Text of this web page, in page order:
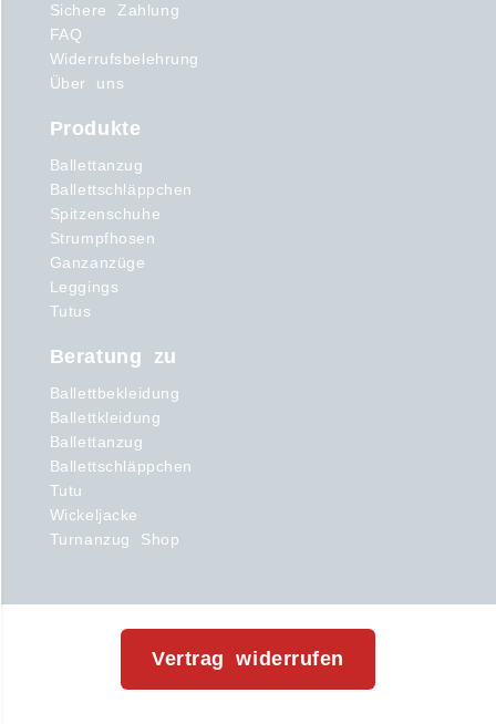
Sichere Zahlung
FAQ
Widerrufsbelehrung
Über uns
Produkte
Ballettanzug
Ballettschläppchen
Spitzenschuhe
Strumpfhosen
Ganzanzüge
Leggings
Tutus
Beratung zu
Ballettbekleidung
Ballettkleidung
Ballettanzug
Ballettschläppchen
Tutu
Wickeljacke
Turnanzug Shop
Vertrag widerrufen